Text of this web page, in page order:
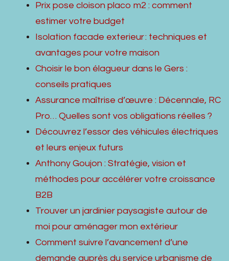
Prix pose cloison placo m2 : comment
estimer votre budget
Isolation facade exterieur : techniques et
avantages pour votre maison
Choisir le bon élagueur dans le Gers :
conseils pratiques
Assurance maîtrise d’œuvre : Décennale, RC
Pro… Quelles sont vos obligations réelles ?
Découvrez l’essor des véhicules électriques
et leurs enjeux futurs
Anthony Goujon : Stratégie, vision et
méthodes pour accélérer votre croissance
B2B
Trouver un jardinier paysagiste autour de
moi pour aménager mon extérieur
Comment suivre l’avancement d’une
demande auprès du service urbanisme de